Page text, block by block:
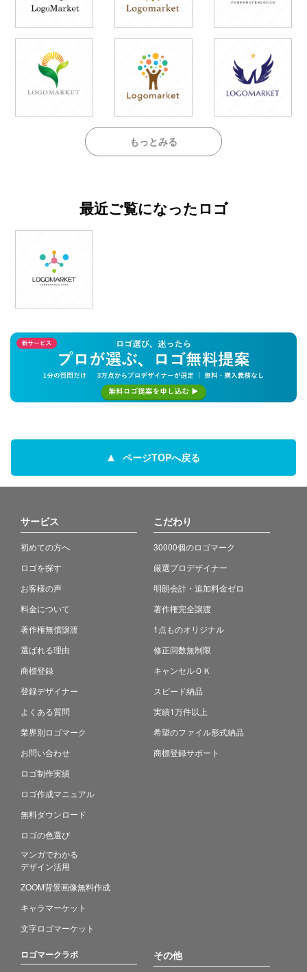
もっとみる
最近ご覧になったロゴ
ページTOPへ戻る
サービス
初めての方へ
ロゴを探す
お客様の声
料金について
著作権無償譲渡
選ばれる理由
商標登録
登録デザイナー
よくある質問
業界別ロゴマーク
お問い合わせ
ロゴ制作実績
ロゴ作成マニュアル
無料ダウンロード
ロゴの色選び
マンガでわかる
デザイン活用
ZOOM背景画像無料作成
キャラマーケット
文字ロゴマーケット
こだわり
30000個のロゴマーク
厳選プロデザイナー
明朗会計・追加料金ゼロ
著作権完全譲渡
1点ものオリジナル
修正回数無制限
キャンセルＯＫ
スピード納品
実績1万件以上
希望のファイル形式納品
商標登録サポート
ロゴマークラボ その他